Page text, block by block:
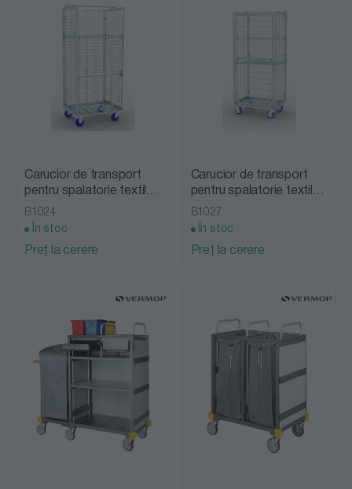
Carucior de transport
pentru spalatorie textila
STD T25, Picchi
B1024
În stoc
Preț la cerere
Carucior de transport
pentru spalatorie textila
HZW T 25, Picchi
B1027
În stoc
Preț la cerere